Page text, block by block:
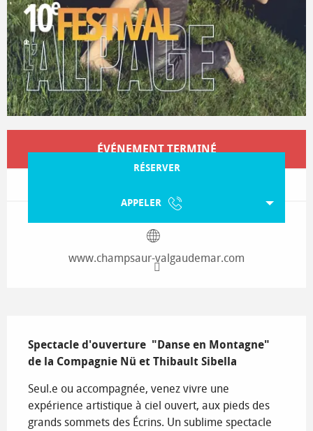
Ouverture et coordonnées
ÉVÉNEMENT TERMINÉ
RÉSERVER
APPELER
www.champsaur-valgaudemar.com
Spectacle d'ouverture  "Danse en Montagne"
de la Compagnie Nü et Thibault Sibella
Seul.e ou accompagnée, venez vivre une
expérience artistique à ciel ouvert, aux pieds des
grands sommets des Écrins. Un sublime spectacle